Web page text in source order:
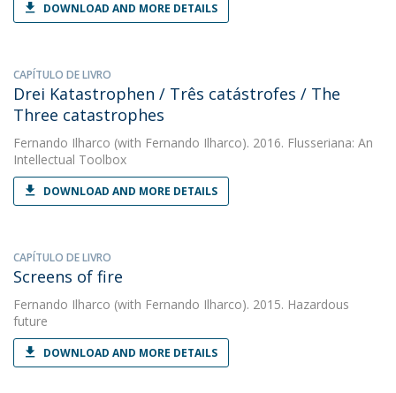
DOWNLOAD AND MORE DETAILS
CAPÍTULO DE LIVRO
Drei Katastrophen / Três catástrofes / The
Three catastrophes
Fernando Ilharco (with Fernando Ilharco). 2016. Flusseriana: An
Intellectual Toolbox
DOWNLOAD AND MORE DETAILS
CAPÍTULO DE LIVRO
Screens of fire
Fernando Ilharco (with Fernando Ilharco). 2015. Hazardous
future
DOWNLOAD AND MORE DETAILS